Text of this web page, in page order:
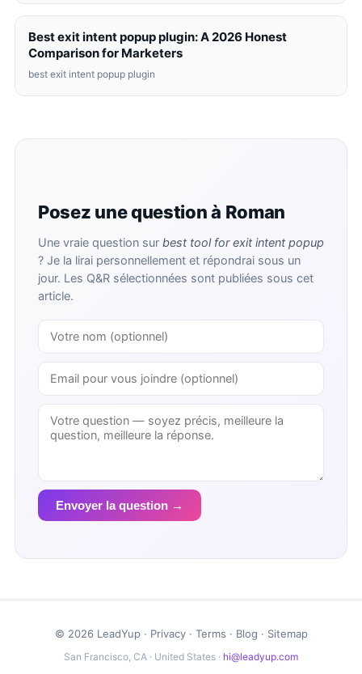
Best exit intent popup plugin: A 2026 Honest
Comparison for Marketers
best exit intent popup plugin
Posez une question à Roman
Une vraie question sur best tool for exit intent popup
? Je la lirai personnellement et répondrai sous un
jour. Les Q&R sélectionnées sont publiées sous cet
article.
Envoyer la question →
© 2026 LeadYup · Privacy· Terms · Blog · Sitemap
San Francisco, CA · United States · hi@leadyup.com